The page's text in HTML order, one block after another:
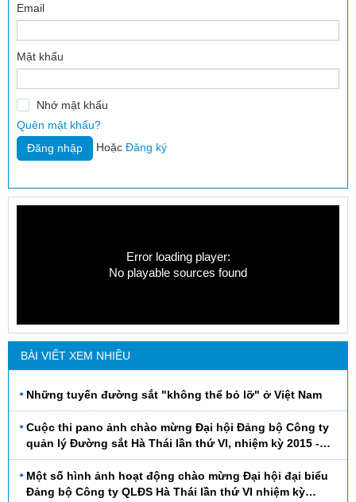
Email
Mật khẩu
Nhớ mật khẩu
Quên mật khẩu?
Hoặc Đăng ký
Error loading player:
No playable sources found
BÀI VIẾT XEM NHIỀU
Những tuyến đường sắt "không thể bỏ lỡ" ở Việt Nam
Cuộc thi pano ảnh chào mừng Đại hội Đảng bộ Công ty
quản lý Đường sắt Hà Thái lần thứ VI, nhiệm kỳ 2015 -
2020
Một số hình ảnh hoạt động chào mừng Đại hội đại biểu
Đảng bộ Công ty QLĐS Hà Thái lần thứ VI nhiệm kỳ